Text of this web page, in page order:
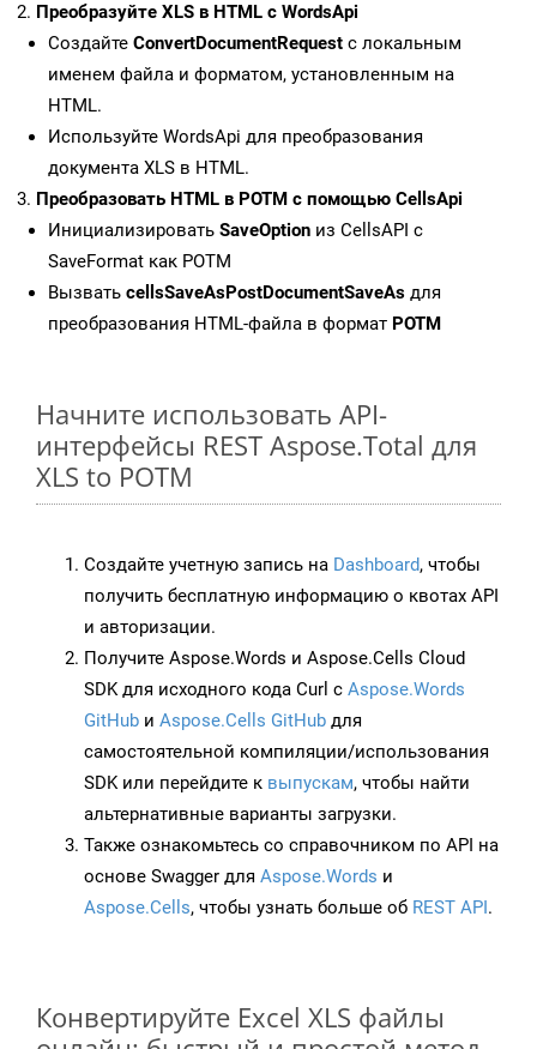
Преобразуйте XLS в HTML с WordsApi
Создайте ConvertDocumentRequest с локальным
именем файла и форматом, установленным на
HTML.
Используйте WordsApi для преобразования
документа XLS в HTML.
Преобразовать HTML в POTM с помощью CellsApi
Инициализировать SaveOption из CellsAPI с
SaveFormat как POTM
Вызвать cellsSaveAsPostDocumentSaveAs для
преобразования HTML-файла в формат POTM
Начните использовать API-
интерфейсы REST Aspose.Total для
XLS to POTM
Создайте учетную запись на Dashboard, чтобы
получить бесплатную информацию о квотах API
и авторизации.
Получите Aspose.Words и Aspose.Cells Cloud
SDK для исходного кода Curl с Aspose.Words
GitHub и Aspose.Cells GitHub для
самостоятельной компиляции/использования
SDK или перейдите к выпускам, чтобы найти
альтернативные варианты загрузки.
Также ознакомьтесь со справочником по API на
основе Swagger для Aspose.Words и
Aspose.Cells, чтобы узнать больше об REST API.
Конвертируйте Excel XLS файлы